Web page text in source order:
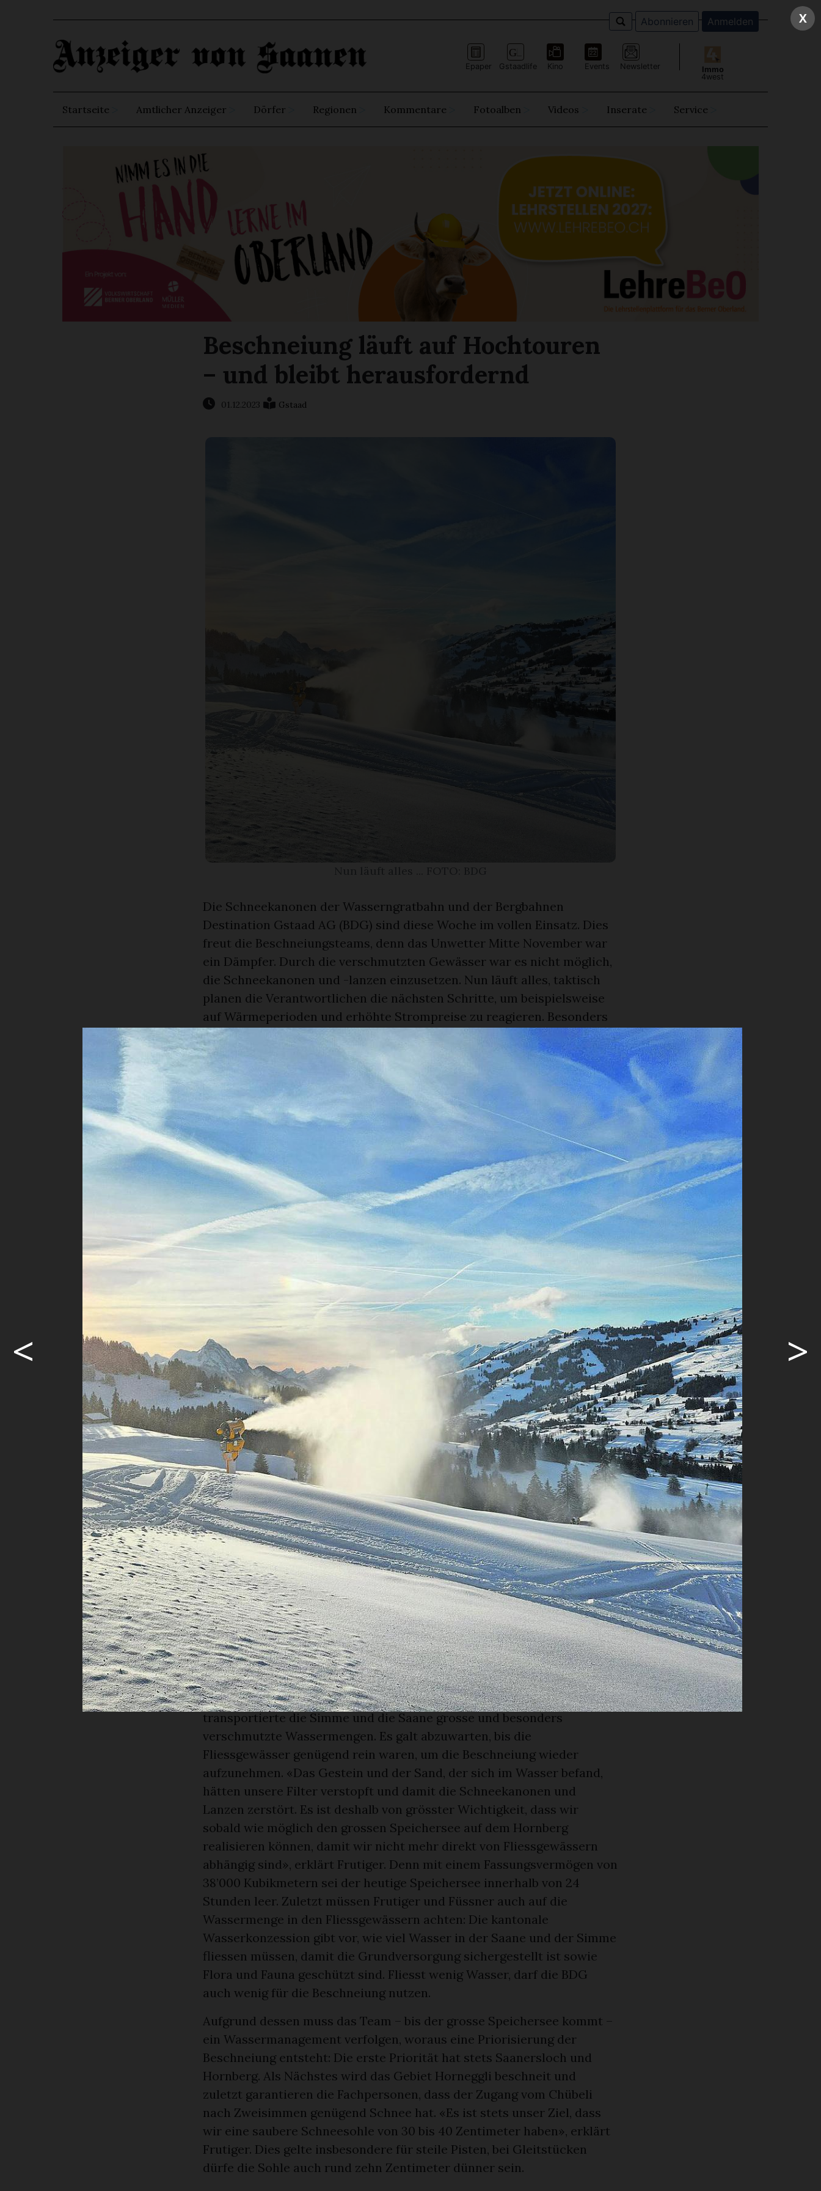
Abonnieren Anmelden
Epaper Gstaadlife Kino Events Newsletter
Immo
4west
Startseite Amtlicher Anzeiger Dörfer Regionen Kommentare Fotoalben Videos Inserate Service
Beschneiung läuft auf Hochtouren
– und bleibt herausfordernd
01.12.2023 Gstaad
Die Schneekanonen der Wasserngratbahn und der Bergbahnen
Destination Gstaad AG (BDG) sind diese Woche im vollen Einsatz. Dies
freut die Beschneiungsteams, denn das Unwetter Mitte November war
ein Dämpfer. Durch die verschmutzten Gewässer war es nicht möglich,
die Schneekanonen und -lanzen einzusetzen. Nun läuft alles, taktisch
planen die Verantwortlichen die nächsten Schritte, um beispielsweise
auf Wärmeperioden und erhöhte Strompreise zu reagieren. Besonders
Letzteres bleibt eine Herausforderung.
Schneekanonen laufen nach Unwetterdämpfer auf Hochtouren
Am Wochenende öffnet das Skigebiet Saanersloch-Hornberg.
Weitere Bereiche folgen, so auch ab Mitte Dezember der
Wasserngrat. Dies bedingt präparierte Pisten, an denen die
Bergbahnen Destination Gstaad AG und die Wasserngratbahn
zielstrebig arbeiten. Und sie sind wieder auf Kurs, nachdem ihnen
die starken Niederschläge und das Unwetter einen Strich durch
die Rechnung gemacht haben.
JOCELYNE PAGE
Im Sektor Ost der Bergbahnen Destination Gstaad AG (BDG) herrscht
zurzeit emsiges Treiben. Jeweils zwei Tagesund zwei Nachtschichten
kümmern sich um die Beschneiung und die Pistenpräparation im
Skigebiet von Schönried bis Zweisimmen und St. Stephan, damit nach
und nach das komplette Gebiet für die Wintersaison eröffnet werden
kann. Bereits am Samstag läuft erstmals die Saanerslochbahn, bis zum
Hornberg können Schneesportbegeisterte ihre ersten Schwünge
geniessen. «Diese Woche haben wir sehr gute Verhältnisse angetroffen,
um zu beschneien. Die Nächte waren kalt, klar und windstill», erklärt
Ruedi Frutiger.
Er ist Leiter Beschneiung und Pistenpräparation Sektor Ost, zu seinem
Team gehören in der Hauptsaison rund 35 Personen. Im Sektor West –
die Skigebiete Wispile und Eggli Gstaad bis Videmanette – sorgt Beat
Welten mit seinem rund fünfzehnköpfigen Team für knackige Pisten.
Frutiger, der seit 20 Jahren bei der BDG ist, wird in dieser Saison für die
Personaleinsatzplanung und wie bisher für die Pistenpräparation
Sektor Ost zuständig sein. Julian Füssner wird sein Nachfolger in der
Beschneiung.
Starke Niederschläge verschmutzten Beschneiungswasser
Frutiger und Füssner wirken zufrieden, gar erleichtert – die
Beschneiung läuft auf Hochtouren, der Zeitplan stimmt. Noch vor zwei
Wochen sah die Lage prekärer aus: Das Unwetter in der Woche vom 13.
November machte ihnen einen Strich durch die Rechnung und brachte
ihren Fahrplan ins Stocken. Durch die starken Niederschläge
transportierte die Simme und die Saane grosse und besonders
verschmutzte Wassermengen. Es galt abzuwarten, bis die
Fliessgewässer genügend rein waren, um die Beschneiung wieder
aufzunehmen. «Das Gestein und der Sand, der sich im Wasser befand,
hätten unsere Filter verstopft und damit die Schneekanonen und
Lanzen zerstört. Es ist deshalb von grösster Wichtigkeit, dass wir
sobald wie möglich den grossen Speichersee auf dem Hornberg
realisieren können, damit wir nicht mehr direkt von Fliessgewässern
abhängig sind», erklärt Frutiger. Denn mit einem Fassungsvermögen von
38’000 Kubikmetern sei der heutige Speichersee innerhalb von 24
Stunden leer. Zuletzt müssen Frutiger und Füssner auch auf die
Wassermenge in den Fliessgewässern achten: Die kantonale
Wasserkonzession gibt vor, wie viel Wasser in der Saane und der Simme
fliessen müssen, damit die Grundversorgung sichergestellt ist sowie
Flora und Fauna geschützt sind. Fliesst wenig Wasser, darf die BDG
auch wenig für die Beschneiung nutzen.
Aufgrund dessen muss das Team – bis der grosse Speichersee kommt –
ein Wassermanagement verfolgen, woraus eine Priorisierung der
Beschneiung entsteht: Die erste Priorität hat stets Saanersloch und
Hornberg. Als Nächstes wird das Gebiet Horneggli beschneit und
zuletzt garantieren die Fachpersonen, dass der Zugang vom Chübeli
nach Zweisimmen genügend Schnee hat. «Es ist stets unser Ziel, dass
wir eine saubere Schneesohle von 30 bis 40 Zentimeter haben», erklärt
Frutiger. Dies gelte insbesondere für steile Pisten, bei Gleitstücken
dürfe die Sohle auch rund zehn Zentimeter dünner sein.
X
< >